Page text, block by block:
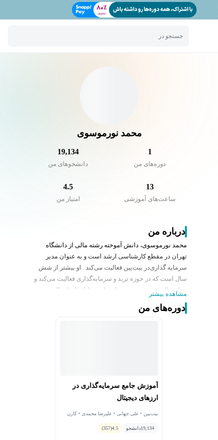
جستجو در
محمد نورموسوی
1
دوره‌های من
19,134
دانشجو‌های من
13
ساعت‌های آموزشی
4.5
امتیاز من
درباره من
محمد نورموسوی، دانش آموخته رشته مالی از دانشگاه
تهران در مقطع کارشناسی ارشد است و به عنوان مدیر
سرمایه گذاری‌در بیت‌پین فعالیت می‌کند . او بیشتر از شش
سال است که در حوزه ترید و سرمایه‌گذاری فعالیت می‌کند و
چهار سالی نیز در حوزه رمزارزها به تحلیل فاندامنتال و
تکنیکال و مدیریت سبدگردانی رمزارزها می‌پردازد.
مشاهده بیشتر
دوره‌های من
آموزش جامع سرمایه‌گذاری در
ارزهای دیجیتال
بیت‌پین • علی جهانی • علیرضا محمدی • کارن
نورموسوی
19,134دانشجو 4.5
(357)